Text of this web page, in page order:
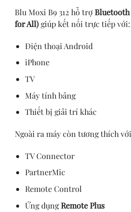
Blu Moxi B9 312 hỗ trợBluetooth
for All)giúp kết nối trực tiếp với:
Điện thoại Android
iPhone
TV
Máy tính bảng
Thiết bị giải trí khác
Ngoài ra máy còn tương thích
TV Connector
PartnerMic
Remote Control
Ứng dụngRemote Plus